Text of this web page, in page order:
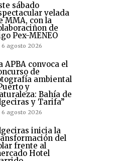
sábado
velada
MMA, con la
de
Pex-MENEO
6 agosto 2026
APBA convoca el
de
ambiental
y
Bahía de
y Tarifa”
6 agosto 2026
inicia la
del
frente al
Hotel